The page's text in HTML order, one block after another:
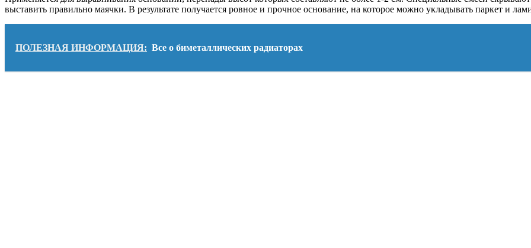
выставить правильно маячки. В результате получается ровное и прочное основание, на которое можно укладывать паркет и
ПОЛЕЗНАЯ ИНФОРМАЦИЯ: Все о биметаллических радиаторах